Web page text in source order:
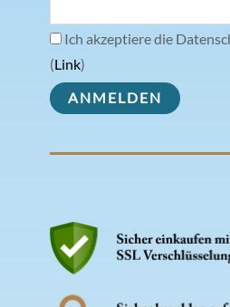
Ich akzeptiere die
(Link)